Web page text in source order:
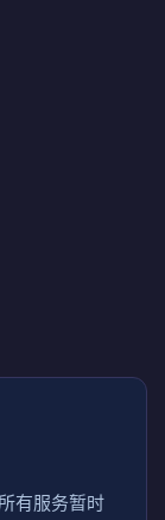
有服务暂时